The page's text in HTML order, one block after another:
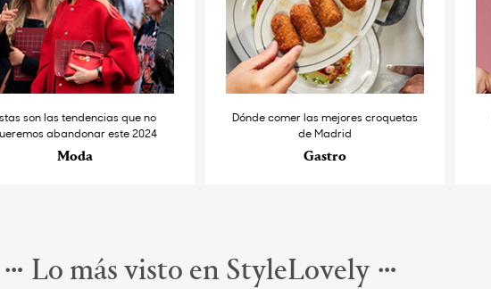
son las tendencias que no
abandonar este 2024
Moda
Dónde comer las mejores croquetas
de Madrid
Gastro
Lo más visto en StyleLovely